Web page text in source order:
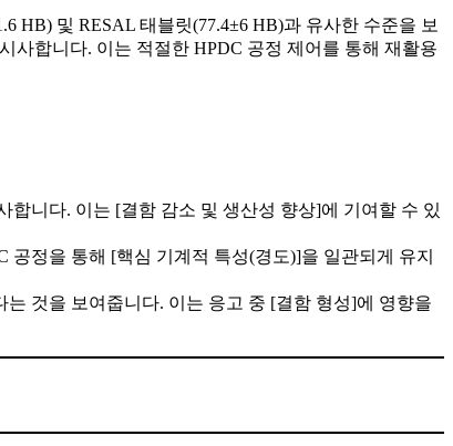
HB) 및 RESAL 태블릿(77.4±6 HB)과 유사한 수준을 보
사합니다. 이는 적절한 HPDC 공정 제어를 통해 재활용
니다. 이는 [결함 감소 및 생산성 향상]에 기여할 수 있
공정을 통해 [핵심 기계적 특성(경도)]을 일관되게 유지
것을 보여줍니다. 이는 응고 중 [결함 형성]에 영향을